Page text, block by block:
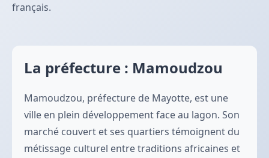
français.
La préfecture : Mamoudzou
Mamoudzou, préfecture de Mayotte, est une
ville en plein développement face au lagon. Son
marché couvert et ses quartiers témoignent du
métissage culturel entre traditions africaines et